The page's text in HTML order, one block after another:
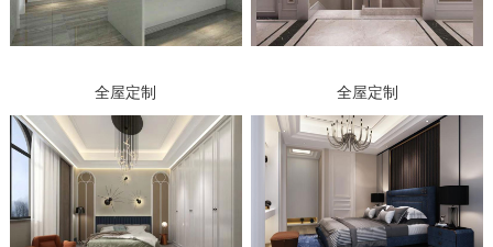
全屋定制 全屋定制